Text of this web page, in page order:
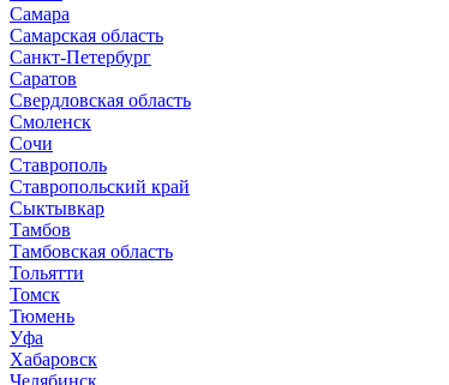
Самара
Самарская область
Санкт-Петербург
Саратов
Свердловская область
Смоленск
Сочи
Ставрополь
Ставропольский край
Сыктывкар
Тамбов
Тамбовская область
Тольятти
Томск
Тюмень
Уфа
Хабаровск
Челябинск